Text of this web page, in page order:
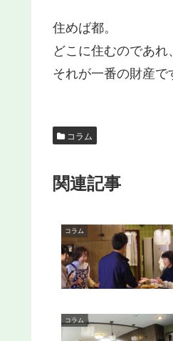
住めば都。
どこに住むのであ
それが一番の財産で
コラム
関連記事
コラム
コラム